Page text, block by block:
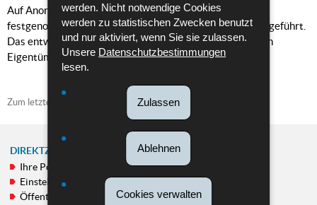
werden. Nicht notwendige Cookies
werden zu statistischen Zwecken benutzt
und nur aktiviert, wenn Sie sie zulassen.
Unsere Datenschutzbestimmungen
lesen.
Zulassen
Ablehnen
Cookies verwalten
Auf Anordnung der Staatsanwaltschaft wurde der Mann
festgenommen und heute dem Untersuchungsrichter vorgeführt.
Das entwendete Fahrzeug wurde an seinen rechtmäßigen
Eigentümer zurückerstattet.
Zum letzten Mal aktualisiert am26/10/2021
NAVIGATIONSMENÜ
DIREKTZUGRIFF
Ihre Polizei
Einstellung von Personal
Öffentlichkeitsfahndungen